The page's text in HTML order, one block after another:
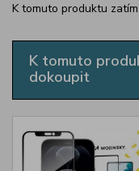
K tomuto produktu
K tomuto
dokoupit